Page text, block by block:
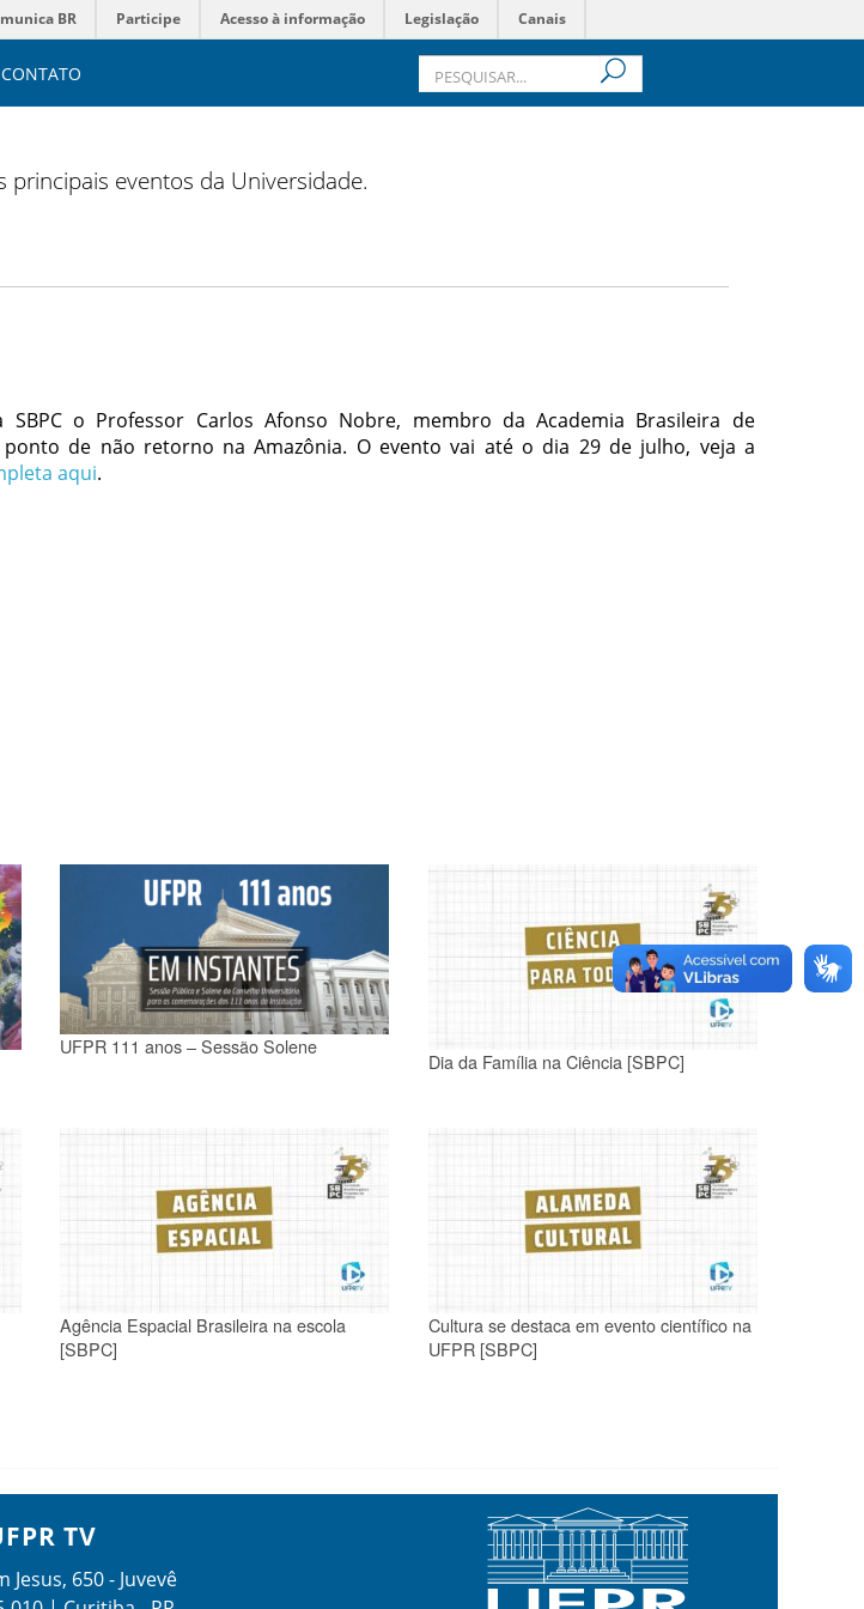
BR Participe Acesso à informação Legislação Canais
CONTATO
principais eventos da Universidade.
SBPC o Professor Carlos Afonso Nobre, membro da Academia Brasileira de
ponto de não retorno na Amazônia. O evento vai até o dia 29 de julho, veja a
aqui.
UFPR 111 anos – Sessão Solene
Dia da Família na Ciência [SBPC]
Agência Espacial Brasileira na escola
[SBPC]
Cultura se destaca em evento científico na
UFPR [SBPC]
TV
Jesus, 650 - Juvevê